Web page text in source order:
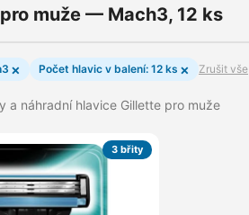
muže — Mach3, 12 ks
× Počet hlavic v balení: 12 ks × Zrušit vše
a náhradní hlavice Gillette pro muže
3 břity